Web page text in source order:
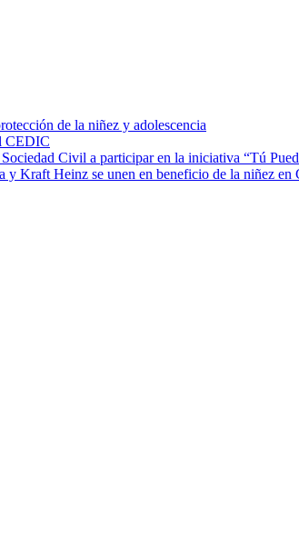
de la niñez y adolescencia
CEDIC
Civil a participar en la iniciativa “Tú
Kraft Heinz se unen en beneficio de la niñez en